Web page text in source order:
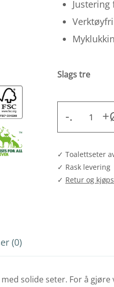
Slags tre
-.
✓ Toalettseter
✓ Rask levering
✓ Retur og
(0)
solide seter. For å